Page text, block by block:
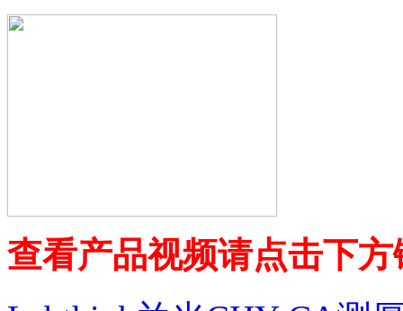
查看产品视频请点击下方